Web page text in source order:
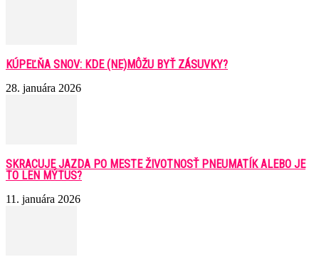
KÚPEĽŇA SNOV: KDE (NE)MÔŽU BYŤ ZÁSUVKY?
28. januára 2026
SKRACUJE JAZDA PO MESTE ŽIVOTNOSŤ PNEUMATÍK ALEBO JE
TO LEN MÝTUS?
11. januára 2026